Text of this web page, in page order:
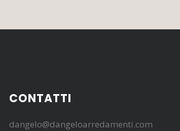
CONTATTI
dangelo@dangeloarredamenti.com